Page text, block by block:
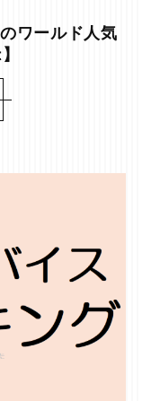
ワールド人気